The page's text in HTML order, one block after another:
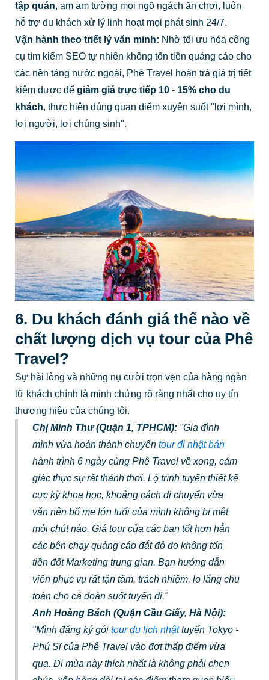
tập quán, am am tường mọi ngõ ngách ăn chơi, luôn
hỗ trợ du khách xử lý linh hoạt mọi phát sinh 24/7.
Vận hành theo triết lý văn minh: Nhờ tối ưu hóa công
cụ tìm kiếm SEO tự nhiên không tốn tiền quảng cáo cho
các nền tảng nước ngoài, Phê Travel hoàn trả giá trị tiết
kiệm được để giảm giá trực tiếp 10 - 15% cho du
khách, thực hiện đúng quan điểm xuyên suốt "lợi mình,
lợi người, lợi chúng sinh".
6. Du khách đánh giá thế nào về
chất lượng dịch vụ tour của Phê
Travel?
Sự hài lòng và những nụ cười trọn vẹn của hàng ngàn
lữ khách chính là minh chứng rõ ràng nhất cho uy tín
thương hiệu của chúng tôi.
Chị Minh Thư (Quận 1, TPHCM):"Gia đình
mình vừa hoàn thành chuyến tour đi nhật bản
hành trình 6 ngày cùng Phê Travel về xong, cảm
giác thực sự rất thảnh thơi. Lộ trình tuyến thiết kế
cực kỳ khoa học, khoảng cách di chuyển vừa
vặn nên bố mẹ lớn tuổi của mình không bị mệt
mỏi chút nào. Giá tour của các bạn tốt hơn hẳn
các bên chạy quảng cáo đắt đỏ do không tốn
tiền đốt Marketing trung gian. Bạn hướng dẫn
viên phục vụ rất tận tâm, trách nhiệm, lo lắng chu
toàn cho cả đoàn suốt tuyến đi."
Anh Hoàng Bách (Quận Cầu Giấy, Hà Nội):
"Mình đăng ký gói tour du lịch nhậttuyến Tokyo -
Phú Sĩ của Phê Travel vào đợt thấp điểm vừa
qua. Đi mùa này thích nhất là không phải chen